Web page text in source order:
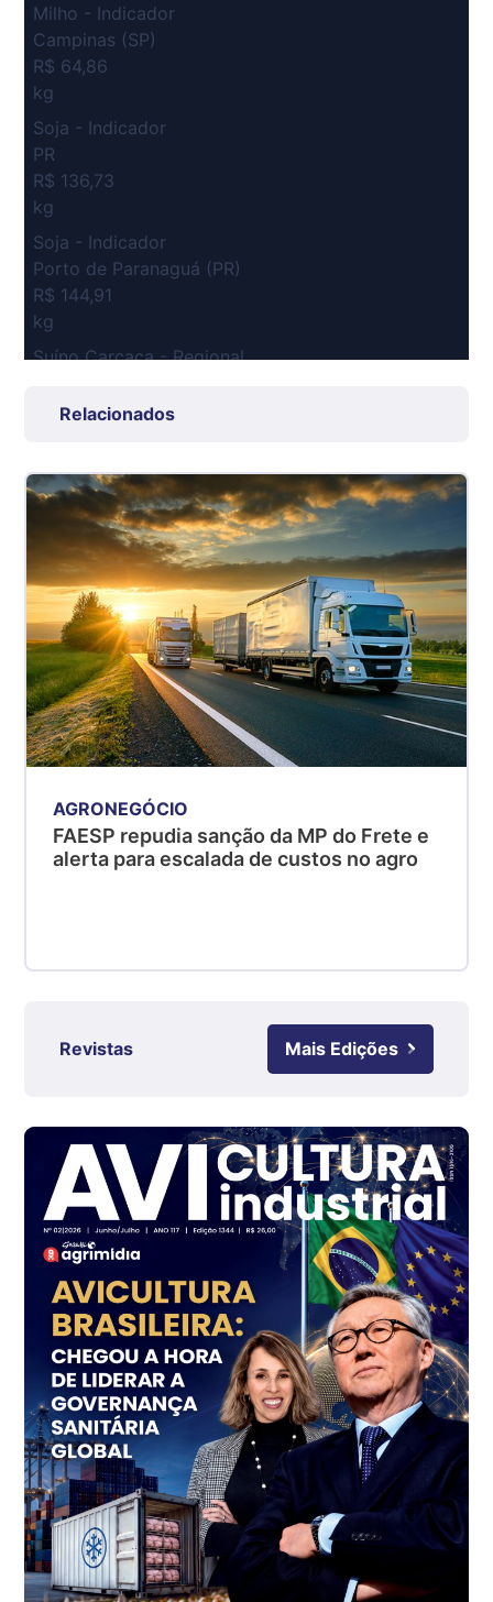
Milho - Indicador
Campinas (SP)
R$ 64,86
kg
Soja - Indicador
PR
R$ 136,73
kg
Soja - Indicador
Porto de Paranaguá (PR)
R$ 144,91
kg
Suíno Carcaça - Regional
R$ 7,53
Suíno - Estadual
SP
R$ 5,08
kg
Suíno - Estadual
R$ 5,07
kg
Suíno - Estadual
PR
R$ 4,53
Suíno - Estadual
SC
R$ 4,50
Ovo Branco - Regional
cx
Ovo Branco - Regional
Branco
R$ 144,99
cx
Ovo Vermelho - Regional
Grande São Paulo (SP)
R$ 153,38
cx
Ovo Vermelho - Regional
Vermelho
R$ 156,33
cx
Ovo Branco - Regional
Bastos (SP)
R$ 134,40
cx
Relacionados
AGRONEGÓCIO
FAESP repudia sanção da MP do Frete e
alerta para escalada de custos no agro
Revistas Mais Edições